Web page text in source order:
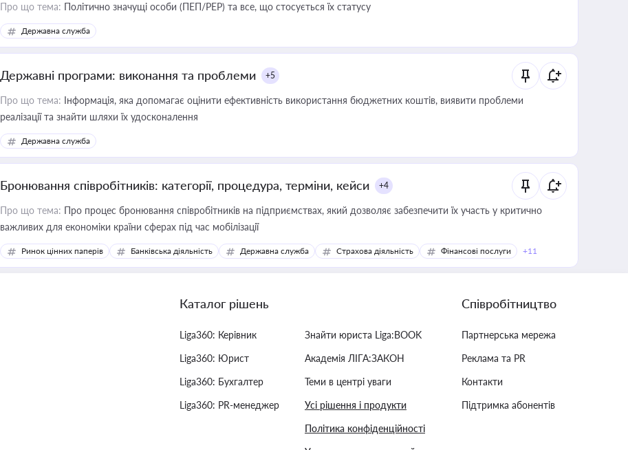
Про що тема: Політично значущі особи (ПЕП/PEP) та все, що стосується їх статусу
Державна служба
Державні програми: виконання та проблеми +5
Про що тема: Інформація, яка допомагає оцінити ефективність використання бюджетних коштів, виявити проблеми
реалізації та знайти шляхи їх удосконалення
Державна служба
Бронювання співробітників: категорії, процедура, терміни, кейси +4
Про що тема: Про процес бронювання співробітників на підприємствах, який дозволяє забезпечити їх участь у критично
важливих для економіки країни сферах під час мобілізації
Ринок цінних паперів Банківська діяльність Державна служба Страхова діяльність Фінансові послуги +11
Каталог рішень
Liga360: Керівник
Liga360: Юрист
Liga360: Бухгалтер
Liga360: PR-менеджер
Знайти юриста Liga:BOOK
Академія ЛІГА:ЗАКОН
Теми в центрі уваги
Усі рішення і продукти
Політика конфіденційності
Співробітництво
Партнерська мережа
Реклама та PR
Контакти
Підтримка абонентів